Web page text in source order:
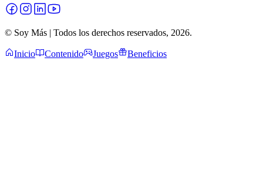
© Soy Más | Todos los derechos reservados, 2026.
Inicio Contenido Juegos Beneficios